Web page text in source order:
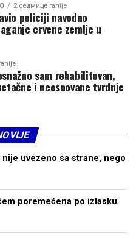
prevariti. I ona pravi
tekstove koji su joj dati. To
s tom razlikom što ljudi
razliku od vještačke
svoje izvore.
informacije koje
2 седмице ranije
policiji navodno
crvene zemlje u
sam rehabilitovan,
i neosnovane tvrdnje
uvezeno sa strane, nego
poremećena po izlasku